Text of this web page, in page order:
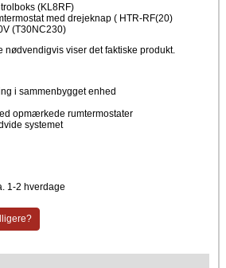
(KL8RF)
med drejeknap ( HTR-RF(20)
(T30NC230)
viser det faktiske produkt.
i sammenbygget enhed
opmærkede rumtermostater
systemet
1-2 hverdage